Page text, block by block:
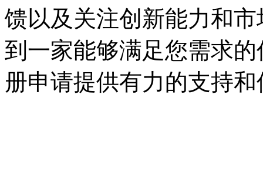
馈以及关注创新能力和
到一家能够满足您需求
册申请提供有力的支持和